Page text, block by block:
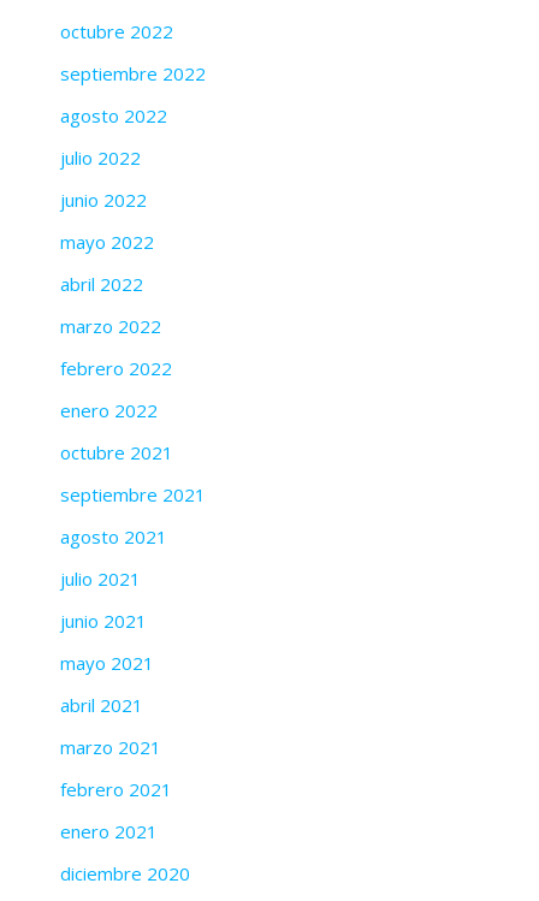
octubre 2022
septiembre 2022
agosto 2022
julio 2022
junio 2022
mayo 2022
abril 2022
marzo 2022
febrero 2022
enero 2022
octubre 2021
septiembre 2021
agosto 2021
julio 2021
junio 2021
mayo 2021
abril 2021
marzo 2021
febrero 2021
enero 2021
diciembre 2020